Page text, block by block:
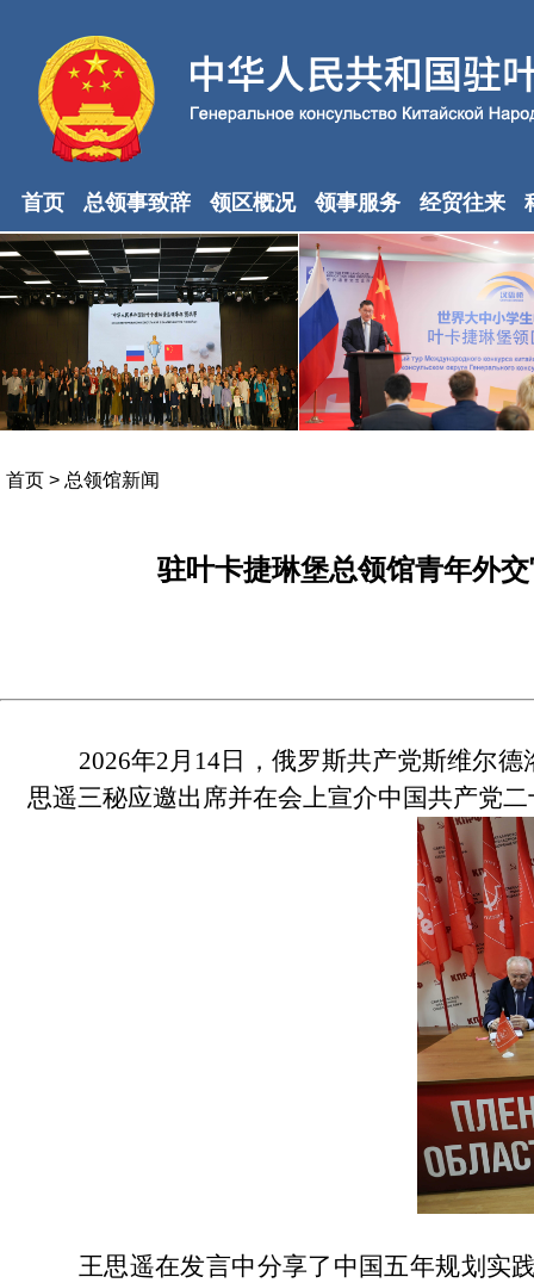
首页 总领事致辞 领区概况 领事服务 经贸往来
首页 > 总领馆新闻
驻叶卡捷琳堡总领馆青年外
2026年2月14日，俄罗斯共产党斯维尔
思遥三秘应邀出席并在会上宣介中国共产党
王思遥在发言中分享了中国五年规划实